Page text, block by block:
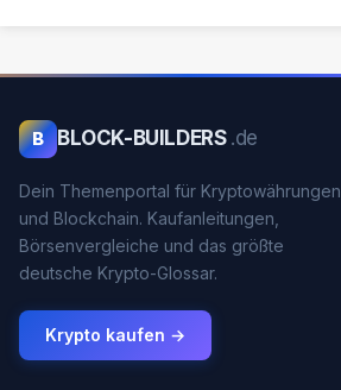
B BLOCK-BUILDERS .de
Dein Themenportal für Kryptowährungen
und Blockchain. Kaufanleitungen,
Börsenvergleiche und das größte
deutsche Krypto-Glossar.
Krypto kaufen →